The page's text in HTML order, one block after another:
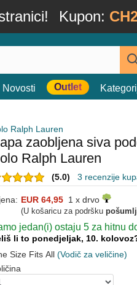
Kupon:
Novosti Outlet
Ralph Lauren
zaobljena siva
Ralph Lauren
(5.0) 3 recenzije
EUR 64,95 1 x drvo
(U košaricu za podršku
jedan(i) ostaju 5 za hitnu
li to ponedjeljak, 10.
Size Fits All (Vodič za veličine)